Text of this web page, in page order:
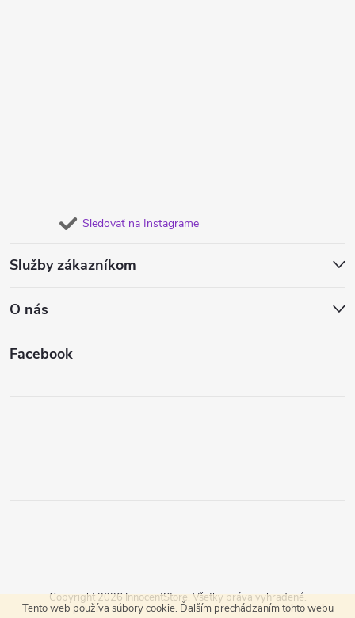
Tento web používa súbory cookie. Ďalším prechádzaním tohto webu
Sledovať na Instagrame
Služby zákazníkom
O nás
Facebook
Copyright 2026 InnocentStore. Všetky práva vyhradené.